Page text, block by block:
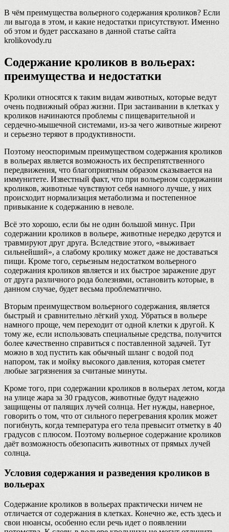
В чём преимущества вольерного содержания кроликов? Если
ли выгода в этом, и какие недостатки присутствуют. Именно
об этом и будет рассказано в данной статье сайта
krolikovody.ru
Содержание кроликов в вольерах:
преимущества и недостатки
Кролики относятся к таким видам животных, которые ведут
очень подвижный образ жизни. При застаивании в клетках у
кроликов начинаются проблемы с пищеварительной и
сердечно-мышечной системами, из-за чего животные жиреют
и серьезно теряют в продуктивности.
Поэтому неоспоримым преимуществом содержания кроликов
в вольерах является возможность их беспрепятственного
передвижения, что благоприятным образом сказывается на
иммунитете. Известный факт, что при вольерном содержании
кроликов, животные чувствуют себя намного лучше, у них
происходит нормализация метаболизма и постепенное
привыкание к содержанию в неволе.
Всё это хорошо, если бы не один большой минус. При
содержании кроликов в вольере, животные нередко дерутся и
травмируют друг друга. Вследствие этого, «выживает
сильнейший», а слабому кролику может даже не доставаться
пищи. Кроме того, серьезным недостатком вольерного
содержания кроликов является и их быстрое заражение друг
от друга различного рода болезнями, остановить которые, в
данном случае, будет весьма проблематично.
Вторым преимуществом вольерного содержания, является
быстрый и сравнительно лёгкий уход. Убраться в вольере
намного проще, чем переходит от одной клетки к другой. К
тому же, если использовать специальные средства, получится
более качественно справиться с поставленной задачей. Тут
можно в ход пустить как обычный шланг с водой под
напором, так и мойку высокого давления, которая сметет
любые загрязнения за считаные минуты.
Кроме того, при содержании кроликов в вольерах летом, когда
на улице жара за 30 градусов, животные будут надежно
защищены от палящих лучей солнца. Нет нужды, наверное,
говорить о том, что от сильного перегревания кролик может
погибнуть, когда температура его тела превысит отметку в 40
градусов с плюсом. Поэтому вольерное содержание кроликов
даёт возможность обезопасить животных от прямых лучей
солнца.
Условия содержания и разведения кроликов в
вольерах
Содержание кроликов в вольерах практически ничем не
отличается от содержания в клетках. Конечно же, есть здесь и
свои нюансы, особенно если речь идет о появлении